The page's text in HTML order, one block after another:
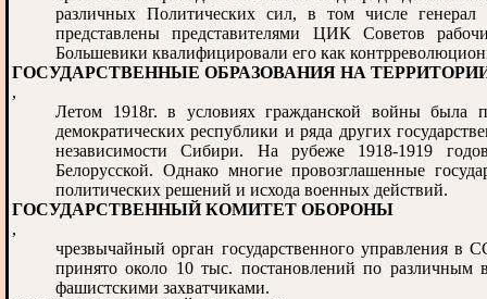
различных Политических сил, в том числе
представлены представителями ЦИК Советов
Большевики квалифицировали его как
ГОСУДАРСТВЕННЫЕ ОБРАЗОВАНИЯ НА
,
Летом 1918г. в условиях гражданской войны была
демократических республики и ряда других
независимости Сибири. На рубеже 1918-1919
Белорусской. Однако многие провозглашенные
политических решений и исхода военных действий.
ГОСУДАРСТВЕННЫЙ КОМИТЕТ ОБОРОНЫ
,
чрезвычайный орган государственного управления
принято около 10 тыс. постановлений по различным
фашистскими захватчиками.